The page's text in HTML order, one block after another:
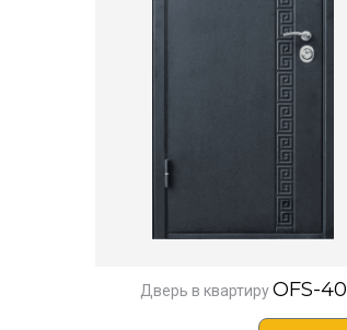
Дверь в квартиру OFS-40